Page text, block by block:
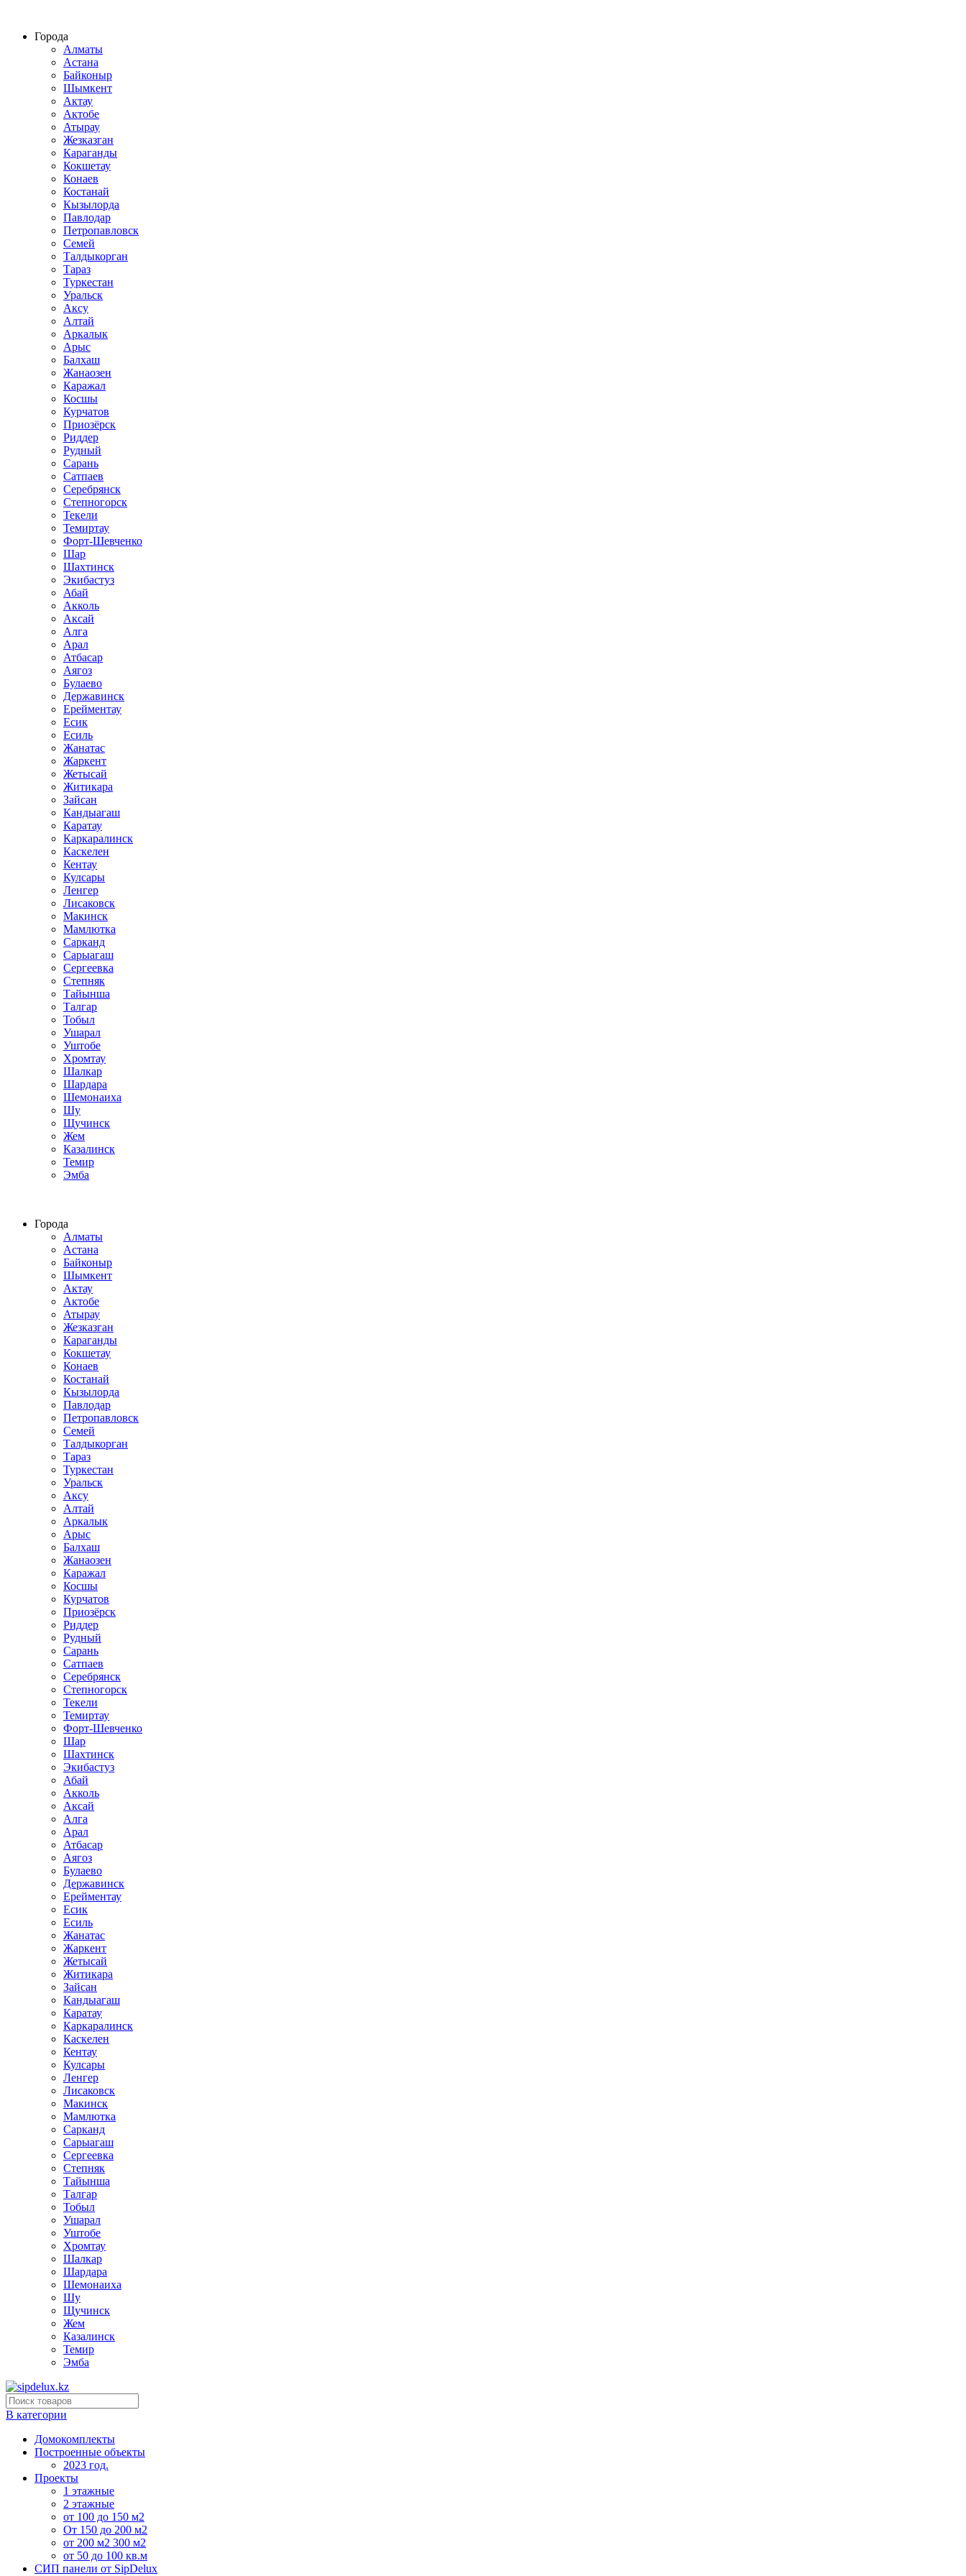
Города
Алматы
Астана
Байконыр
Шымкент
Актау
Актобе
Атырау
Жезказган
Караганды
Кокшетау
Конаев
Костанай
Кызылорда
Павлодар
Петропавловск
Семей
Талдыкорган
Тараз
Туркестан
Уральск
Аксу
Алтай
Аркалык
Арыс
Балхаш
Жанаозен
Каражал
Косшы
Курчатов
Приозёрск
Риддер
Рудный
Сарань
Сатпаев
Серебрянск
Степногорск
Текели
Темиртау
Форт-Шевченко
Шар
Шахтинск
Экибастуз
Абай
Акколь
Аксай
Алга
Арал
Атбасар
Аягоз
Булаево
Державинск
Ерейментау
Есик
Есиль
Жанатас
Жаркент
Жетысай
Житикара
Зайсан
Кандыагаш
Каратау
Каркаралинск
Каскелен
Кентау
Кулсары
Ленгер
Лисаковск
Макинск
Мамлютка
Сарканд
Сарыагаш
Сергеевка
Степняк
Тайынша
Талгар
Тобыл
Ушарал
Уштобе
Хромтау
Шалкар
Шардара
Шемонаиха
Шу
Щучинск
Жем
Казалинск
Темир
Эмба
Города
Алматы
Астана
Байконыр
Шымкент
Актау
Актобе
Атырау
Жезказган
Караганды
Кокшетау
Конаев
Костанай
Кызылорда
Павлодар
Петропавловск
Семей
Талдыкорган
Тараз
Туркестан
Уральск
Аксу
Алтай
Аркалык
Арыс
Балхаш
Жанаозен
Каражал
Косшы
Курчатов
Приозёрск
Риддер
Рудный
Сарань
Сатпаев
Серебрянск
Степногорск
Текели
Темиртау
Форт-Шевченко
Шар
Шахтинск
Экибастуз
Абай
Акколь
Аксай
Алга
Арал
Атбасар
Аягоз
Булаево
Державинск
Ерейментау
Есик
Есиль
Жанатас
Жаркент
Жетысай
Житикара
Зайсан
Кандыагаш
Каратау
Каркаралинск
Каскелен
Кентау
Кулсары
Ленгер
Лисаковск
Макинск
Мамлютка
Сарканд
Сарыагаш
Сергеевка
Степняк
Тайынша
Талгар
Тобыл
Ушарал
Уштобе
Хромтау
Шалкар
Шардара
Шемонаиха
Шу
Щучинск
Жем
Казалинск
Темир
Эмба
В категории
Домокомплекты
Построенные объекты
2023 год.
Проекты
1 этажные
2 этажные
от 100 до 150 м2
От 150 до 200 м2
от 200 м2 300 м2
от 50 до 100 кв.м
СИП панели от SipDelux